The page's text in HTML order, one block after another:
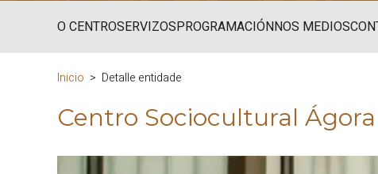
O CENTROSERVIZOSPROGRAMACIÓNNOS MEDIOS
Inicio Detalle entidade
Centro Sociocultural Ágora